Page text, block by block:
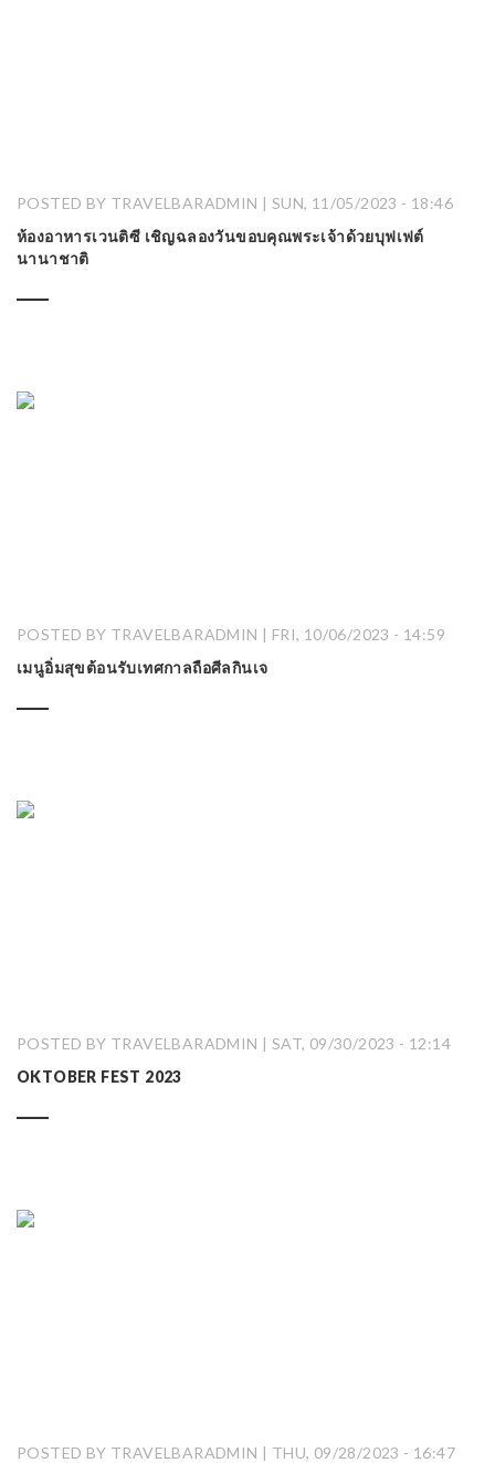
POSTED BY TRAVELBARADMIN | SUN, 11/05/2023 - 18:46
ห้องอาหารเวนติซี เชิญฉลองวันขอบคุณพระเจ้าด้วยบุฟเฟต์
นานาชาติ
POSTED BY TRAVELBARADMIN | FRI, 10/06/2023 - 14:59
เมนูอิ่มสุขต้อนรับเทศกาลถือศีลกินเจ
POSTED BY TRAVELBARADMIN | SAT, 09/30/2023 - 12:14
OKTOBER FEST 2023
POSTED BY TRAVELBARADMIN | THU, 09/28/2023 - 16:47